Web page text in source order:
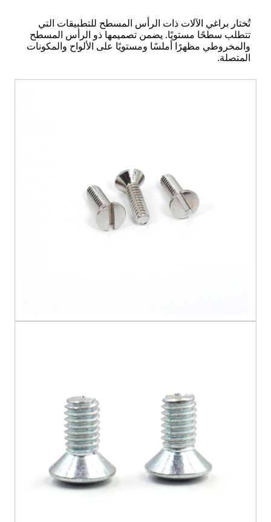
تُختار براغي الآلات ذات الرأس المسطح للتطبيقات التي
تتطلب سطحًا مستويًا. يضمن تصميمها ذو الرأس المسطح
والمخروطي مظهرًا أملسًا ومستويًا على الألواح والمكونات
المتصلة.